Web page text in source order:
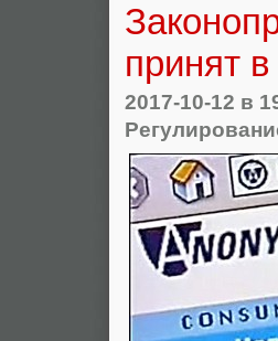
принят
2017-10-12 в